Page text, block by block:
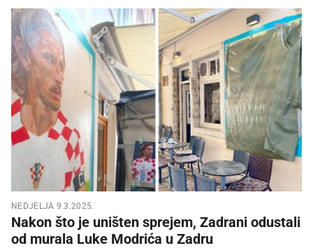
NEDJELJA 9.3.2025.
Nakon što je uništen sprejem, Zadrani odustali
od murala Luke Modrića u Zadru